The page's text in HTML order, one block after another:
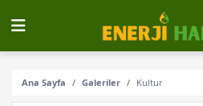
Ana Sayfa Galeriler Kultur